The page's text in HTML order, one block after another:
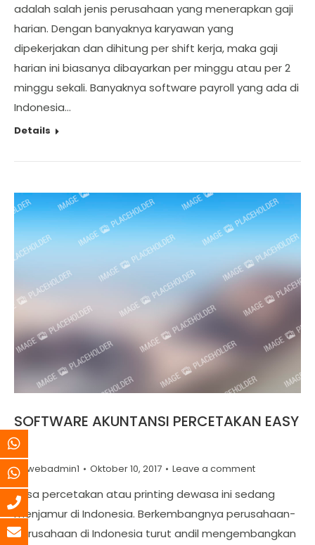
adalah salah jenis perusahaan yang menerapkan gaji
harian. Dengan banyaknya karyawan yang
dipekerjakan dan dihitung per shift kerja, maka gaji
harian ini biasanya dibayarkan per minggu atau per 2
minggu sekali. Banyaknya software payroll yang ada di
Indonesia…
Details
SOFTWARE AKUNTANSI PERCETAKAN EASY
5
By webadmin1 Oktober 10, 2017 Leave a comment
Jasa percetakan atau printing dewasa ini sedang
menjamur di Indonesia. Berkembangnya perusahaan-
perusahaan di Indonesia turut andil mengembangkan